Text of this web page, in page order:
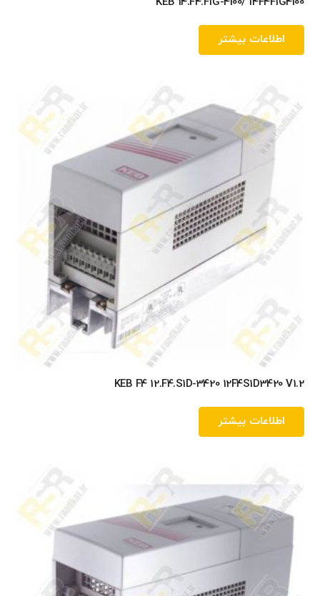
اطلاعات بیشتر
KEB F4 12.F4.S1D-3420 12F4S1D3420 V1.2
اطلاعات بیشتر